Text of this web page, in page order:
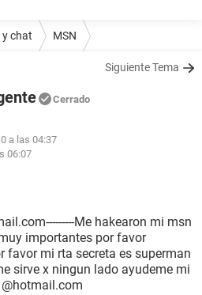
y chat MSN
Siguiente Tema
Cerrado
a las 04:37
06:07
Me hakearon mi msn
importantes por favor
favor mi rta secreta es superman
sirve x ningun lado ayudeme mi